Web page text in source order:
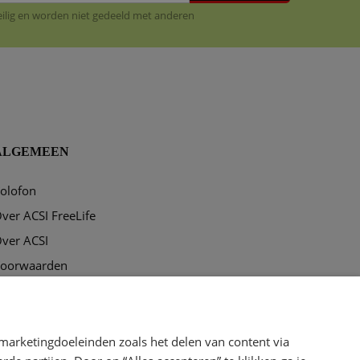
en worden niet gedeeld met anderen
ACSI FreeLife
ACSI
zoals het delen van content via